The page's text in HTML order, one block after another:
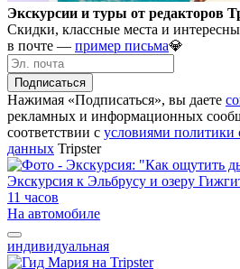
Экскурсии и туры от редакторов
Скидки, классные места и
в почте — пример письма💎
Подписаться
Нажимая «Подписаться», вы даете
рекламных и информационных
соответствии c условиями политики
данных Tripster
11 часов
На автомобиле
индивидуальная